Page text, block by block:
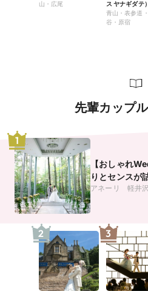
山・広尾
ス ヤナギダテ）
青山・表参道
谷・原宿
先輩カップ
1
【おしゃれ
りとセンスが
アネーリ 軽井沢
2 3